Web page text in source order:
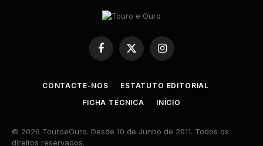
Facebook
X
Instagram
CONTACTE-NOS
ESTATUTO EDITORIAL
FICHA TÉCNICA
INÍCIO
© 2026 TouroeOuro. Desde 10 de Junho de 2011. Todos os
direitos reservados.